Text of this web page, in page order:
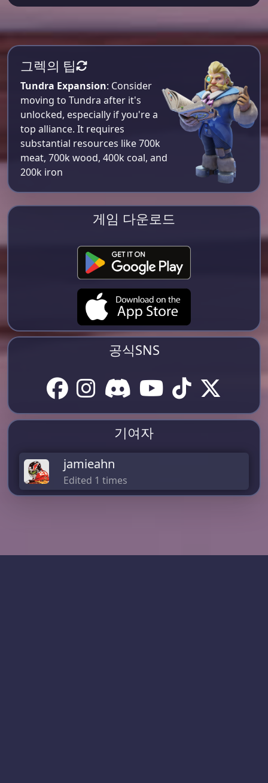
그렉의 팁
Tundra Expansion: Consider
moving to Tundra after it's
unlocked, especially if you're a
top alliance. It requires
substantial resources like 700k
meat, 700k wood, 400k coal, and
200k iron​
게임 다운로드
공식SNS
기여자
jamieahn
Edited 1 times